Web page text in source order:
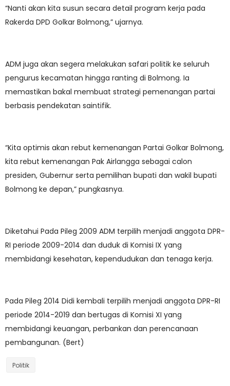
“Nanti akan kita susun secara detail program kerja pada
Rakerda DPD Golkar Bolmong,” ujarnya.
ADM juga akan segera melakukan safari politik ke seluruh
pengurus kecamatan hingga ranting di Bolmong. Ia
memastikan bakal membuat strategi pemenangan partai
berbasis pendekatan saintifik.
“Kita optimis akan rebut kemenangan Partai Golkar Bolmong,
kita rebut kemenangan Pak Airlangga sebagai calon
presiden, Gubernur serta pemilihan bupati dan wakil bupati
Bolmong ke depan,” pungkasnya.
Diketahui Pada Pileg 2009 ADM terpilih menjadi anggota DPR-
RI periode 2009-2014 dan duduk di Komisi IX yang
membidangi kesehatan, kependudukan dan tenaga kerja.
Pada Pileg 2014 Didi kembali terpilih menjadi anggota DPR-RI
periode 2014-2019 dan bertugas di Komisi XI yang
membidangi keuangan, perbankan dan perencanaan
pembangunan. (Bert)
Politik